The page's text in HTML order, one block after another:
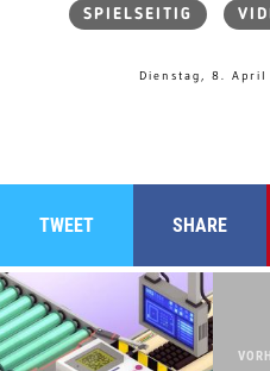
SPIELSEITIG
Dienstag, 8.
TWEET SHARE